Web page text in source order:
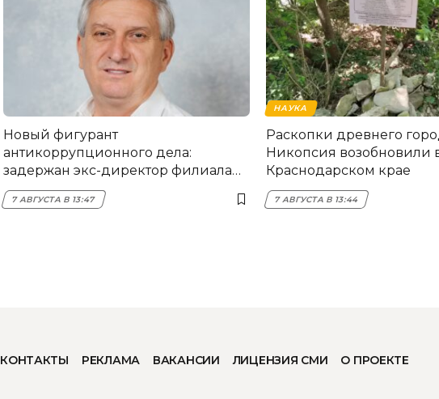
Новый фигурант
антикоррупционного дела:
задержан экс-директор филиала
НЭСК Крымска
7 АВГУСТА В 13:47
НАУКА
Раскопки древнего
Никопсия возобновили
Краснодарском крае
7 АВГУСТА В 13:44
КОНТАКТЫ РЕКЛАМА ВАКАНСИИ ЛИЦЕНЗИЯ СМИ О ПРОЕКТЕ